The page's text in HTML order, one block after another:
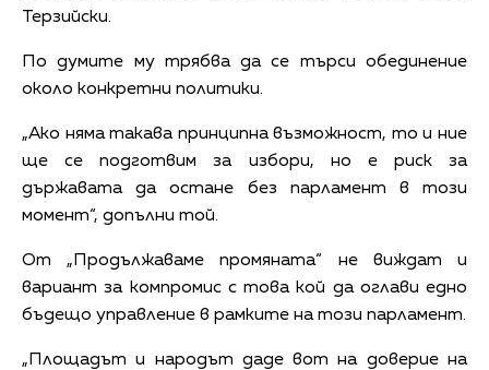
Терзийски.
По думите му трябва да се търси обединение
около конкретни политики.
„Ако няма такава принципна възможност, то и ние
ще се подготвим за избори, но е риск за
държавата да остане без парламент в този
момент“, допълни той.
От „Продължаваме промяната“ не виждат и
вариант за компромис с това кой да оглави едно
бъдещо управление в рамките на този парламент.
„Площадът и народът даде вот на доверие на